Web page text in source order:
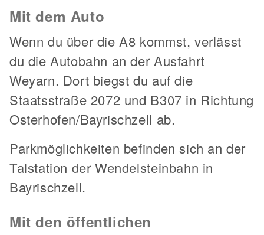
Mit dem Auto
Wenn du über die A8 kommst, verlässt
du die Autobahn an der Ausfahrt
Weyarn. Dort biegst du auf die
Staatsstraße 2072 und B307 in Richtung
Osterhofen/Bayrischzell ab.
Parkmöglichkeiten befinden sich an der
Talstation der Wendelsteinbahn in
Bayrischzell.
Mit den öffentlichen